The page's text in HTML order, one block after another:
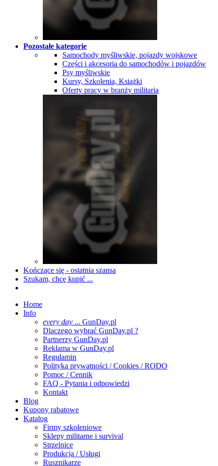
Pozostałe kategorie
Samochody myśliwskie, pojazdy wojskowe
Części i akcesoria do samochodów i pojazdów
Psy myśliwskie
Kursy, Szkolenia, Książki
Oferty pracy w branży militaria
Kończące się - ostatnia szansa
Szukam, chcę kupić ...
Home
Info
every day ... GunDay.pl
Dlaczego wybrać GunDay.pl ?
Partnerzy GunDay.pl
Reklama w GunDay.pl
Regulamin
Polityka prywatności / Cookies / RODO
Pomoc / Cennik
FAQ - Pytania i odpowiedzi
Kontakt
Blog
Kupony rabatowe
Katalog
Firmy szkoleniowe
Sklepy militarne i survival
Strzelnice
Produkcja / Usługi
Rusznikarze